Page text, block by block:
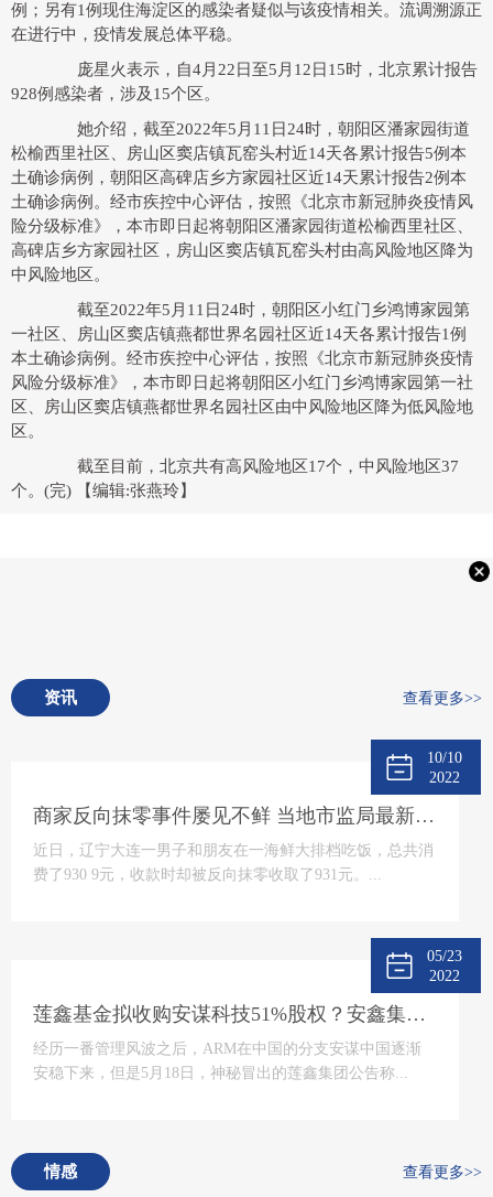
例；另有1例现住海淀区的感染者疑似与该疫情相关。流调溯源正
在进行中，疫情发展总体平稳。
庞星火表示，自4月22日至5月12日15时，北京累计报告
928例感染者，涉及15个区。
她介绍，截至2022年5月11日24时，朝阳区潘家园街道
松榆西里社区、房山区窦店镇瓦窑头村近14天各累计报告5例本
土确诊病例，朝阳区高碑店乡方家园社区近14天累计报告2例本
土确诊病例。经市疾控中心评估，按照《北京市新冠肺炎疫情风
险分级标准》，本市即日起将朝阳区潘家园街道松榆西里社区、
高碑店乡方家园社区，房山区窦店镇瓦窑头村由高风险地区降为
中风险地区。
截至2022年5月11日24时，朝阳区小红门乡鸿博家园第
一社区、房山区窦店镇燕都世界名园社区近14天各累计报告1例
本土确诊病例。经市疾控中心评估，按照《北京市新冠肺炎疫情
风险分级标准》，本市即日起将朝阳区小红门乡鸿博家园第一社
区、房山区窦店镇燕都世界名园社区由中风险地区降为低风险地
区。
截至目前，北京共有高风险地区17个，中风险地区37
个。(完)
【编辑:张燕玲】
资讯 查看更多>>
10/10
2022
商家反向抹零事件屡见不鲜 当地市监局最新回应将“零容忍”态度打击
近日，辽宁大连一男子和朋友在一海鲜大排档吃饭，总共消
费了930 9元，收款时却被反向抹零收取了931元。...
05/23
2022
莲鑫基金拟收购安谋科技51%股权？安鑫集团回应
经历一番管理风波之后，ARM在中国的分支安谋中国逐渐
安稳下来，但是5月18日，神秘冒出的莲鑫集团公告称...
情感 查看更多>>